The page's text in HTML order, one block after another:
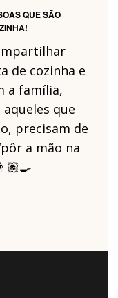
QUE SÃO
de cozinha e
a família,
que
precisam de
a mão na